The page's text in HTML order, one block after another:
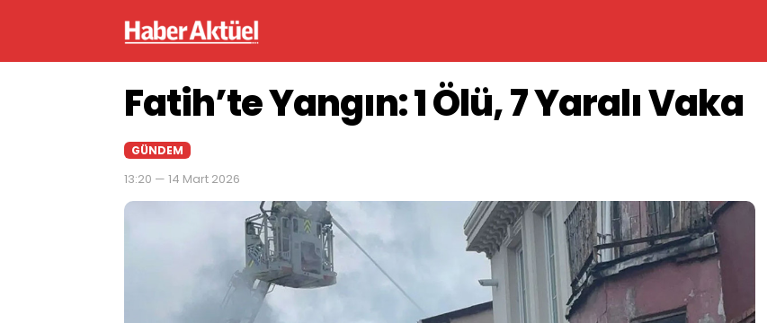
Fatih’te Yangın: 1 Ölü, 7 Yaralı Vaka
GÜNDEM
13:20 — 14 Mart 2026